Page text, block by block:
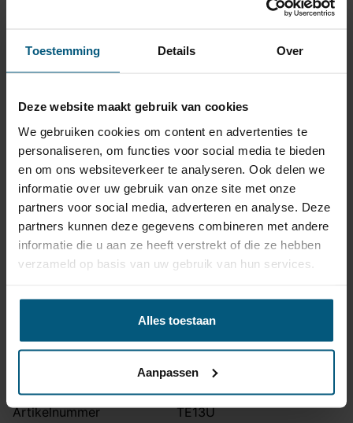
Toestemming Details Over
Deze website maakt gebruik van cookies
We gebruiken cookies om content en advertenties te
personaliseren, om functies voor social media te bieden
en om ons websiteverkeer te analyseren. Ook delen we
informatie over uw gebruik van onze site met onze
partners voor social media, adverteren en analyse. Deze
partners kunnen deze gegevens combineren met andere
informatie die u aan ze heeft verstrekt of die ze hebben
verzameld op basis van uw gebruik van hun services.
Alles toestaan
Aanpassen
Artikelnummer
AHAL 34
Trekhaak systeem
Uitvoering
twee bouten.
Maximaal trekgewicht
Maximale kogeldruk
60 kg
Europees keurmerk
Ja
Bumperuitsnede
Montagetijd
2 uur
Ook voor fietsendrager
Ja
Niet voor
Gta 3.2l 154kw
AHAL 34
Kabelset specificatie
Artikelnummer
TE13U